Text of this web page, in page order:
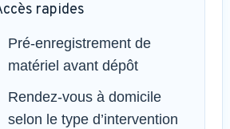
rapides
Pré-enregistrement de
matériel avant dépôt
Rendez-vous à domicile
selon le type d’intervention